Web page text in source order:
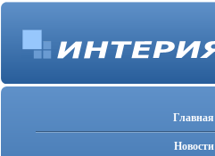
Главная
Новости